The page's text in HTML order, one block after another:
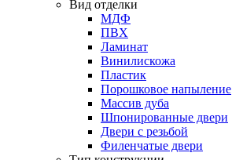
Вид отделки
МДФ
ПВХ
Ламинат
Винилискожа
Пластик
Порошковое напыление
Массив дуба
Шпонированные двери
Двери с резьбой
Филенчатые двери